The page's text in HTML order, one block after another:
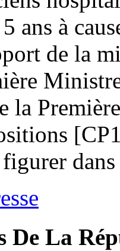
ans à
de la
la
De La